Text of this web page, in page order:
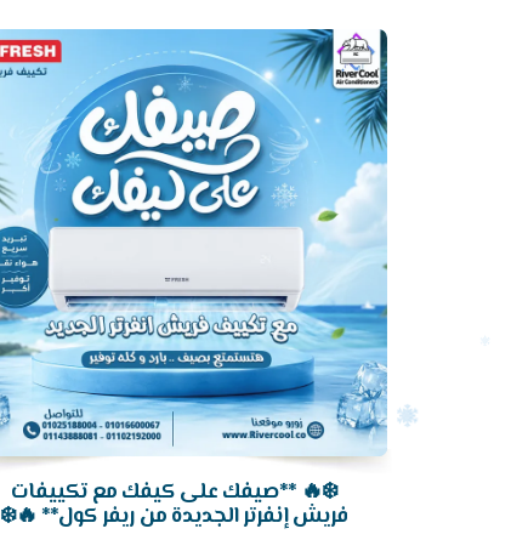
❄️🔥 **صيفك على كيفك مع تكييفات
فريش إنفرتر الجديدة من ريفر كول** 🔥❄️